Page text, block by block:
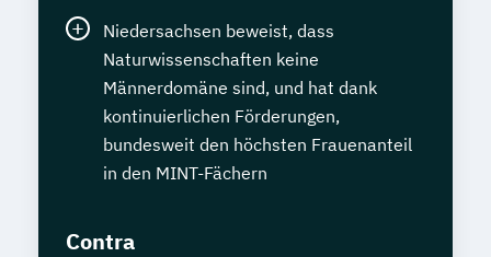
Niedersachsen beweist, dass
Naturwissenschaften keine
Männerdomäne sind, und hat dank
kontinuierlichen Förderungen,
bundesweit den höchsten Frauenanteil
in den MINT-Fächern
Contra